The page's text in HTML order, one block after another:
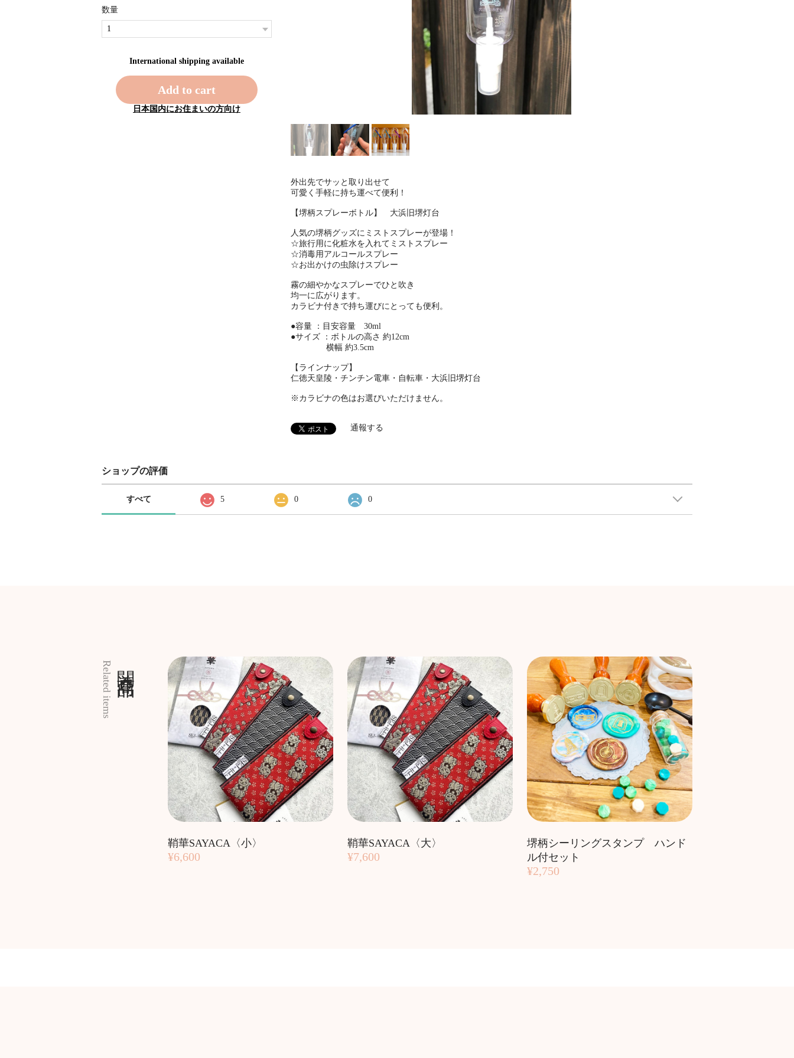
数量
International shipping available
Add to cart
日本国内にお住まいの方向け
外出先でサッと取り出せて
可愛く手軽に持ち運べて便利！
【堺柄スプレーボトル】 大浜旧堺灯台
人気の堺柄グッズにミストスプレーが登場！
☆旅行用に化粧水を入れてミストスプレー
☆消毒用アルコールスプレー
☆お出かけの虫除けスプレー
霧の細やかなスプレーでひと吹き
均一に広がります。
カラビナ付きで持ち運びにとっても便利。
●容量 ：目安容量 30ml
●サイズ ：ボトルの高さ 約12cm
横幅 約3.5cm
【ラインナップ】
仁徳天皇陵・チンチン電車・自転車・大浜旧堺灯台
※カラビナの色はお選びいただけません。
通報する
ショップの評価
すべて 5 0 0
Related items
鞘華SAYACA〈小〉
¥6,600
鞘華SAYACA〈大〉
¥7,600
堺柄シーリングスタンプ ハンド
ル付セット
¥2,750